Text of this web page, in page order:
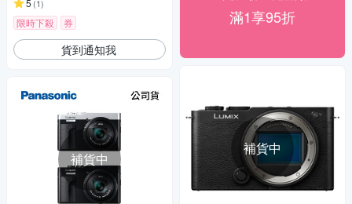
5 (1)
限時下殺 券
貨到通知我
補貨中
滿1享95折
補貨中